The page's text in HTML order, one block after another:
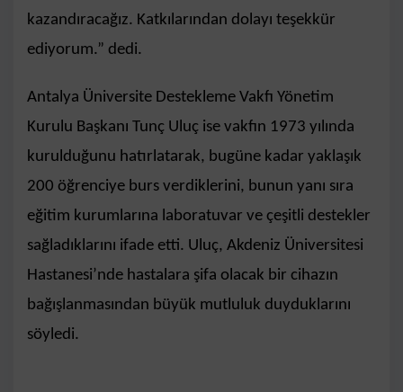
kazandıracağız. Katkılarından dolayı teşekkür
ediyorum.” dedi.
Antalya Üniversite Destekleme Vakfı Yönetim
Kurulu Başkanı Tunç Uluç ise vakfın 1973 yılında
kurulduğunu hatırlatarak, bugüne kadar yaklaşık
200 öğrenciye burs verdiklerini, bunun yanı sıra
eğitim kurumlarına laboratuvar ve çeşitli destekler
sağladıklarını ifade etti. Uluç, Akdeniz Üniversitesi
Hastanesi’nde hastalara şifa olacak bir cihazın
bağışlanmasından büyük mutluluk duyduklarını
söyledi.